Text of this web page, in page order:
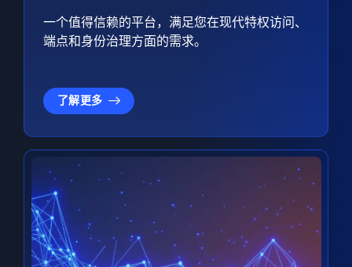
一个值得信赖的平台，满足您在现代特权访问、
端点和身份治理方面的需求。
了解更多